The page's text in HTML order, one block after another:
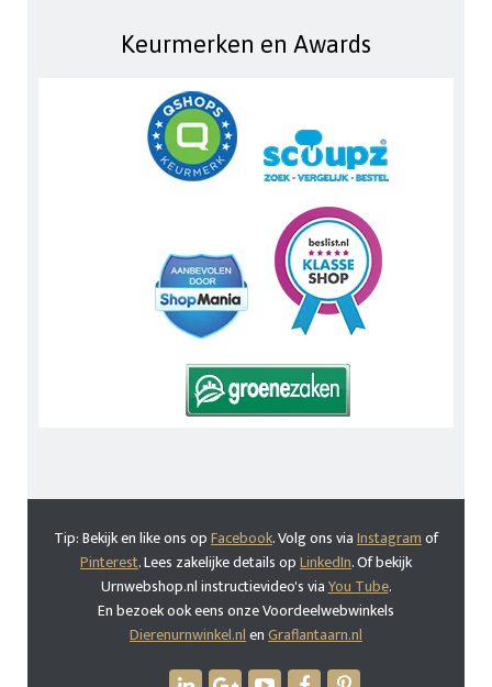
Keurmerken en Awards
Tip: Bekijk en like ons opFacebook. Volg ons viaInstagramof
Pinterest. Lees zakelijke details opLinkedIn. Of bekijk
Urnwebshop.nl instructievideo's viaYou Tube.
En bezoek ook eens onze Voordeelwebwinkels
Dierenurnwinkel.nlenGraflantaarn.nl